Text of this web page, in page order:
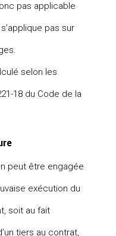
pas applicable
pas sur
selon les
18 du Code de la
peut être engagée
exécution du
soit au fait
tiers au contrat,